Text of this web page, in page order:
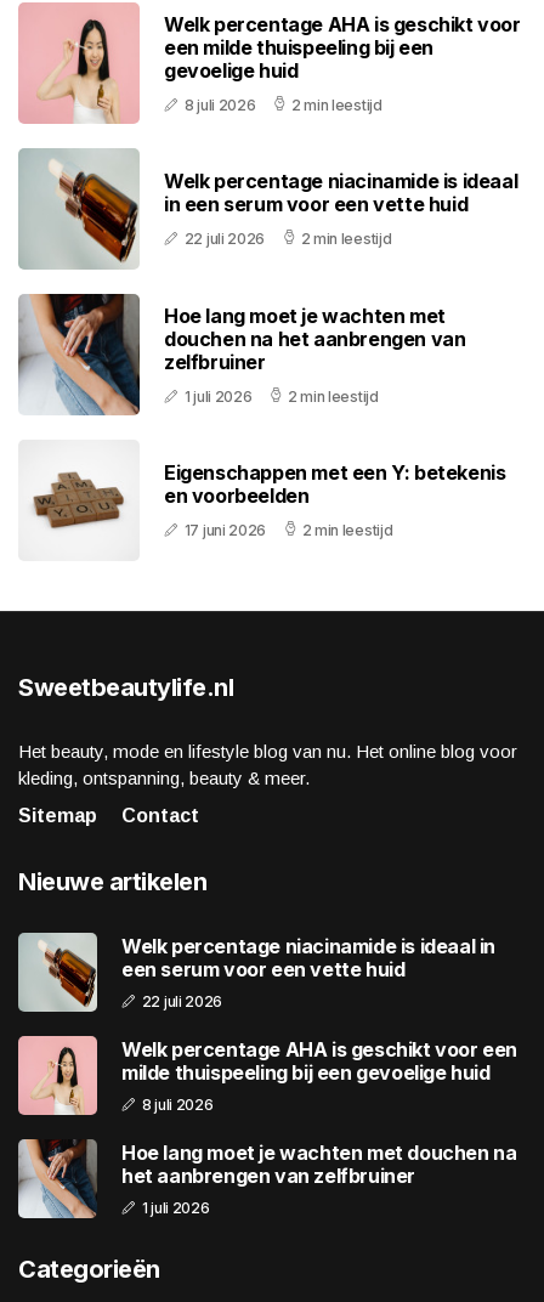
Welk percentage AHA is geschikt voor
een milde thuispeeling bij een
gevoelige huid
8 juli 2026 2 min leestijd
Welk percentage niacinamide is ideaal
in een serum voor een vette huid
22 juli 2026 2 min leestijd
Hoe lang moet je wachten met
douchen na het aanbrengen van
zelfbruiner
1 juli 2026 2 min leestijd
Eigenschappen met een Y: betekenis
en voorbeelden
17 juni 2026 2 min leestijd
Sweetbeautylife.nl
Het beauty, mode en lifestyle blog van nu. Het online blog voor
kleding, ontspanning, beauty & meer.
Sitemap
Contact
Nieuwe artikelen
Welk percentage niacinamide is ideaal in
een serum voor een vette huid
22 juli 2026
Welk percentage AHA is geschikt voor een
milde thuispeeling bij een gevoelige huid
8 juli 2026
Hoe lang moet je wachten met douchen na
het aanbrengen van zelfbruiner
1 juli 2026
Categorieën